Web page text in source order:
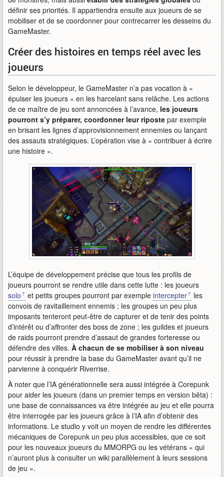
définir ses priorités. Il appartiendra ensuite aux joueurs de se
mobiliser et de se coordonner pour contrecarrer les desseins du
GameMaster.
Créer des histoires en temps réel avec les
joueurs
Selon le développeur, le GameMaster n’a pas vocation à «
épuiser les joueurs » en les harcelant sans relâche. Les actions
de ce maître de jeu sont annoncées à l’avance, les joueurs
pourront s’y préparer, coordonner leur riposte par exemple
en brisant les lignes d’approvisionnement ennemies ou lançant
des assauts stratégiques. L’opération vise à « contribuer à écrire
une histoire ».
L’équipe de développement précise que tous les profils de
joueurs pourront se rendre utile dans cette lutte : les joueurs
solo
et petits groupes pourront par exemple intercepter
les
convois de ravitaillement ennemis ; les groupes un peu plus
imposants tenteront peut-être de capturer et de tenir des points
d’intérêt ou d’affronter des boss de zone ; les guildes et joueurs
de raids pourront prendre d’assaut de grandes forteresse ou
défendre des villes. À chacun de se mobiliser à son niveau
pour réussir à prendre la base du GameMaster avant qu’il ne
parvienne à conquérir Riverrise.
À noter que l’IA générationnelle sera aussi intégrée à Corepunk
pour aider les joueurs (dans un premier temps en version bêta) :
une base de connaissances va être intégrée au jeu et elle pourra
être interrogée par les joueurs grâce à l’IA afin d’obtenir des
informations. Le studio y voit un moyen de rendre les différentes
mécaniques de Corepunk un peu plus accessibles, que ce soit
pour les nouveaux joueurs du MMORPG ou les vétérans « qui
n’auront plus à consulter un wiki parallèlement à leurs sessions
de jeu ».